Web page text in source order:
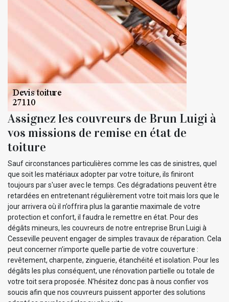
Assignez les couvreurs de Brun Luigi à
vos missions de remise en état de
toiture
Sauf circonstances particulières comme les cas de sinistres, quel
que soit les matériaux adopter par votre toiture, ils finiront
toujours par s'user avec le temps. Ces dégradations peuvent être
retardées en entretenant régulièrement votre toit mais lors que le
jour arrivera où il n’offrira plus la garantie maximale de votre
protection et confort, il faudra le remettre en état. Pour des
dégâts mineurs, les couvreurs de notre entreprise Brun Luigi à
Cesseville peuvent engager de simples travaux de réparation. Cela
peut concerner n’importe quelle partie de votre couverture :
revêtement, charpente, zinguerie, étanchéité et isolation. Pour les
dégâts les plus conséquent, une rénovation partielle ou totale de
votre toit sera proposée. N’hésitez donc pas à nous confier vos
soucis afin que nos couvreurs puissent apporter des solutions